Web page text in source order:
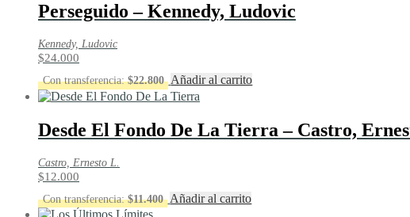
Perseguido – Kennedy, Ludovic
Kennedy, Ludovic
$24.000
Con transferencia:$22.800 Añadir al carrito
Desde El Fondo De La Tierra – Castro,
Castro, Ernesto L.
$12.000
Con transferencia:$11.400 Añadir al carrito